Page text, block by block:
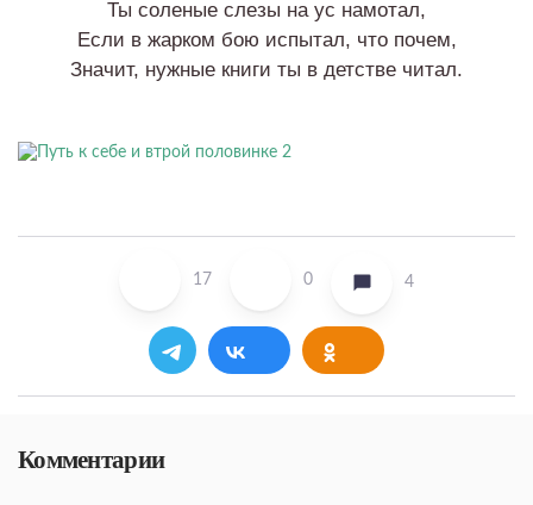
Ты соленые слезы на ус намотал,
Если в жарком бою испытал, что почем,
Значит, нужные книги ты в детстве читал.
17 0 4
Комментарии